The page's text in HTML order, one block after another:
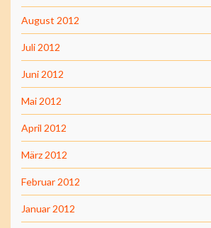
August 2012
Juli 2012
Juni 2012
Mai 2012
April 2012
März 2012
Februar 2012
Januar 2012